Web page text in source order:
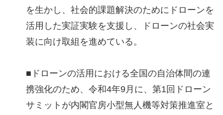
を生かし、社会的課題解決のためにドローンを
活用した実証実験を支援し、ドローンの社会実
装に向け取組を進めている。
■ドローンの活用における全国の自治体間の連
携強化のため、令和4年9月に、第1回ドローン
サミットが内閣官房小型無人機等対策推進室と